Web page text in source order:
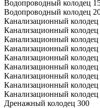
Водопроводный колодец
Водопроводный колодец
Канализационный
Канализационный
Канализационный
Канализационный
Канализационный
Канализационный
Канализационный
Канализационный
Канализационный
Дренажный колодец 300